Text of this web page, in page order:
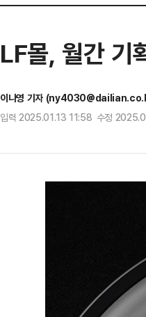
LF몰, 월간 기
이나영 기자
입력 2025.01.13 11:58 수정